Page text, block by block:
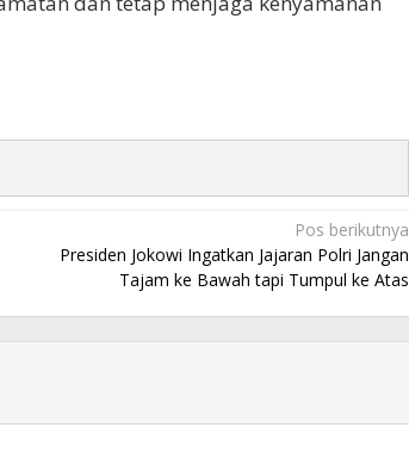
Pos berikutnya
Presiden Jokowi Ingatkan Jajaran Polri Jangan
Tajam ke Bawah tapi Tumpul ke Atas